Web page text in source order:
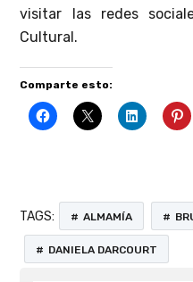
visitar las redes
Cultural.
Comparte esto:
TAGS: ALMAMÍA
DANIELA DARCOURT